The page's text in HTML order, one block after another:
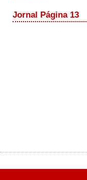
Jornal Página 13